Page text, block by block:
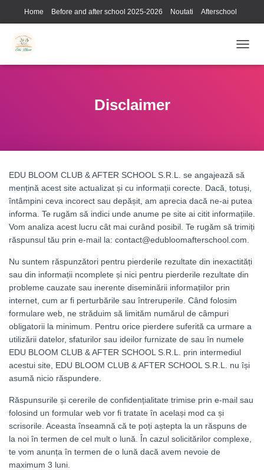
Home Before and after school 2025-2026 Noutati Afterschool
O
A
T
I
O
Disclaimer
EDU BLOOM CLUB & AFTER SCHOOL S.R.L. se angajează să
mențină acest site actualizat și cu informații corecte. Dacă, totuși,
întâmpini ceva incorect sau depășit, am aprecia dacă ne-ai putea
informa. Te rugăm să indici unde anume pe site ai citit informațiile.
Vom analiza acest lucru cât mai curând posibil. Te rugăm să trimiți
răspunsul tău prin e-mail la: contact@edubloomafterschool.com.
Nu suntem răspunzători pentru pierderile rezultate din inexactități
sau din informații ncomplete și nici pentru pierderile rezultate din
probleme cauzate sau inerente diseminării informațiilor prin
internet, cum ar fi perturbările sau întreruperile. Când folosim
formulare web, ne străduim să limităm numărul de câmpuri
obligatorii la minimum. Pentru orice pierdere suferită ca urmare a
utilizării datelor, sfaturilor sau ideilor furnizate de sau în numele
EDU BLOOM CLUB & AFTER SCHOOL S.R.L. prin intermediul
acestui site, EDU BLOOM CLUB & AFTER SCHOOL S.R.L. nu își
asumă nicio răspundere.
Răspunsurile și cererile de confidențialitate trimise prin e-mail sau
folosind un formular web vor fi tratate în același mod ca și
scrisorile. Aceasta înseamnă că te poți aștepta la un răspuns de
la noi în termen de cel mult o lună. În cazul solicitărilor complexe,
te vom anunța în termen de o lună dacă avem nevoie de
maximum 3 luni.